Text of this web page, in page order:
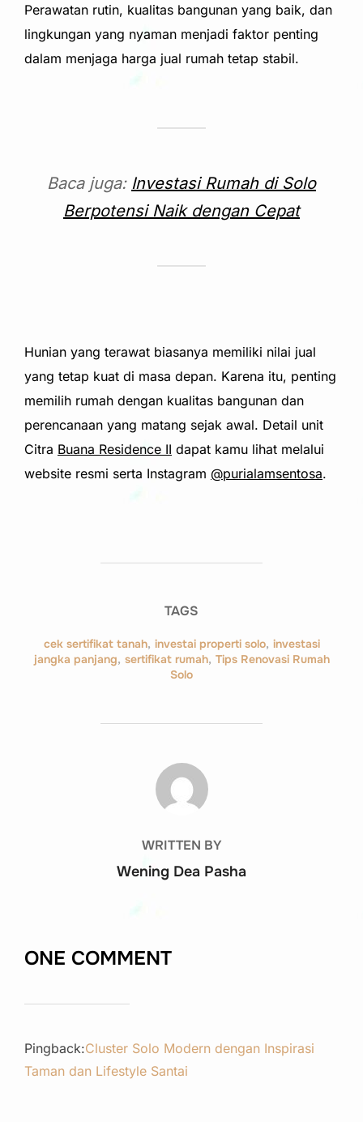
Perawatan rutin, kualitas bangunan yang baik, dan
lingkungan yang nyaman menjadi faktor penting
dalam menjaga harga jual rumah tetap stabil.
Baca juga: Investasi Rumah di Solo
Berpotensi Naik dengan Cepat
Hunian yang terawat biasanya memiliki nilai jual
yang tetap kuat di masa depan. Karena itu, penting
memilih rumah dengan kualitas bangunan dan
perencanaan yang matang sejak awal. Detail unit
Citra Buana Residence II dapat kamu lihat melalui
website resmi serta Instagram @purialamsentosa.
TAGS
cek sertifikat tanah, investai properti solo, investasi
jangka panjang, sertifikat rumah, Tips Renovasi Rumah
Solo
POST AUTHOR
WRITTEN BY
Wening Dea Pasha
ONE COMMENT
Pingback:Cluster Solo Modern dengan Inspirasi
Taman dan Lifestyle Santai